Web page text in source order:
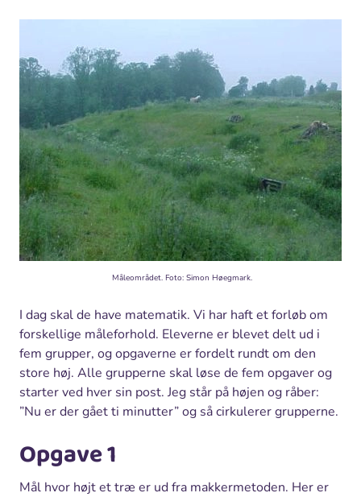
Måleområdet. Foto: Simon Høegmark.
I dag skal de have matematik. Vi har haft et forløb om
forskellige måleforhold. Eleverne er blevet delt ud i
fem grupper, og opgaverne er fordelt rundt om den
store høj. Alle grupperne skal løse de fem opgaver og
starter ved hver sin post. Jeg står på højen og råber:
”Nu er der gået ti minutter” og så cirkulerer grupperne.
Opgave 1
Mål hvor højt et træ er ud fra makkermetoden. Her er